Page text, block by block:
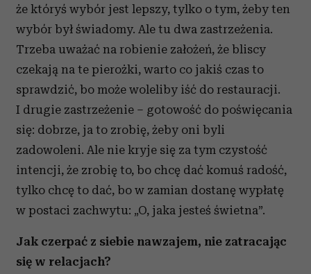
że któryś wybór jest lepszy, tylko o tym, żeby ten
wybór był świadomy. Ale tu dwa zastrzeżenia.
Trzeba uważać na robienie założeń, że bliscy
czekają na te pierożki, warto co jakiś czas to
sprawdzić, bo może woleliby iść do restauracji.
I drugie zastrzeżenie – gotowość do poświęcania
się: dobrze, ja to zrobię, żeby oni byli
zadowoleni. Ale nie kryje się za tym czystość
intencji, że zrobię to, bo chcę dać komuś radość,
tylko chcę to dać, bo w zamian dostanę wypłatę
w postaci zachwytu: „O, jaka jesteś świetna”.
Jak czerpać z siebie nawzajem, nie zatracając
się w relacjach?